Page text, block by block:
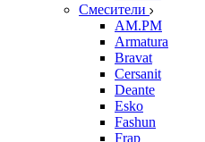
Смесители
AM.PM
Armatura
Bravat
Cersanit
Deante
Esko
Fashun
Frap